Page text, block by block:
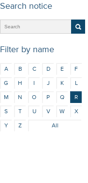
Search notice
Filter by name
A B C D E
F
G
H I J K
L
M
N O P Q
R
S
T U V W
X
Y
Z All